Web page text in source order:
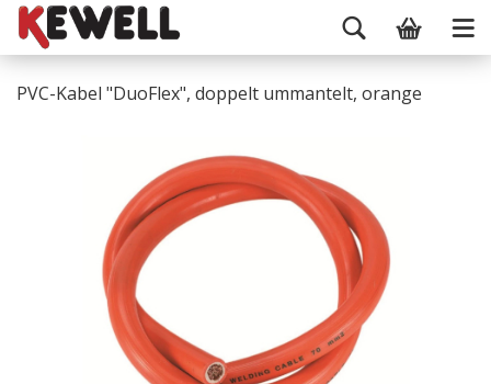
PVC-Kabel "DuoFlex", doppelt ummantelt, orange